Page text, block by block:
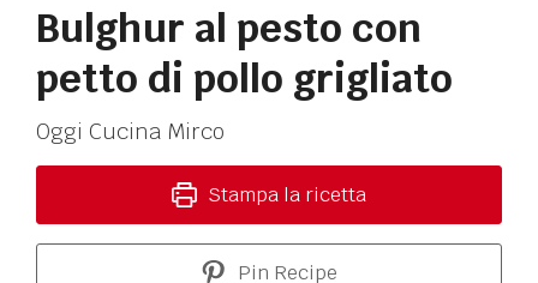
Bulghur al pesto con
petto di pollo grigliato
Oggi Cucina Mirco
Stampa la ricetta
Pin Recipe